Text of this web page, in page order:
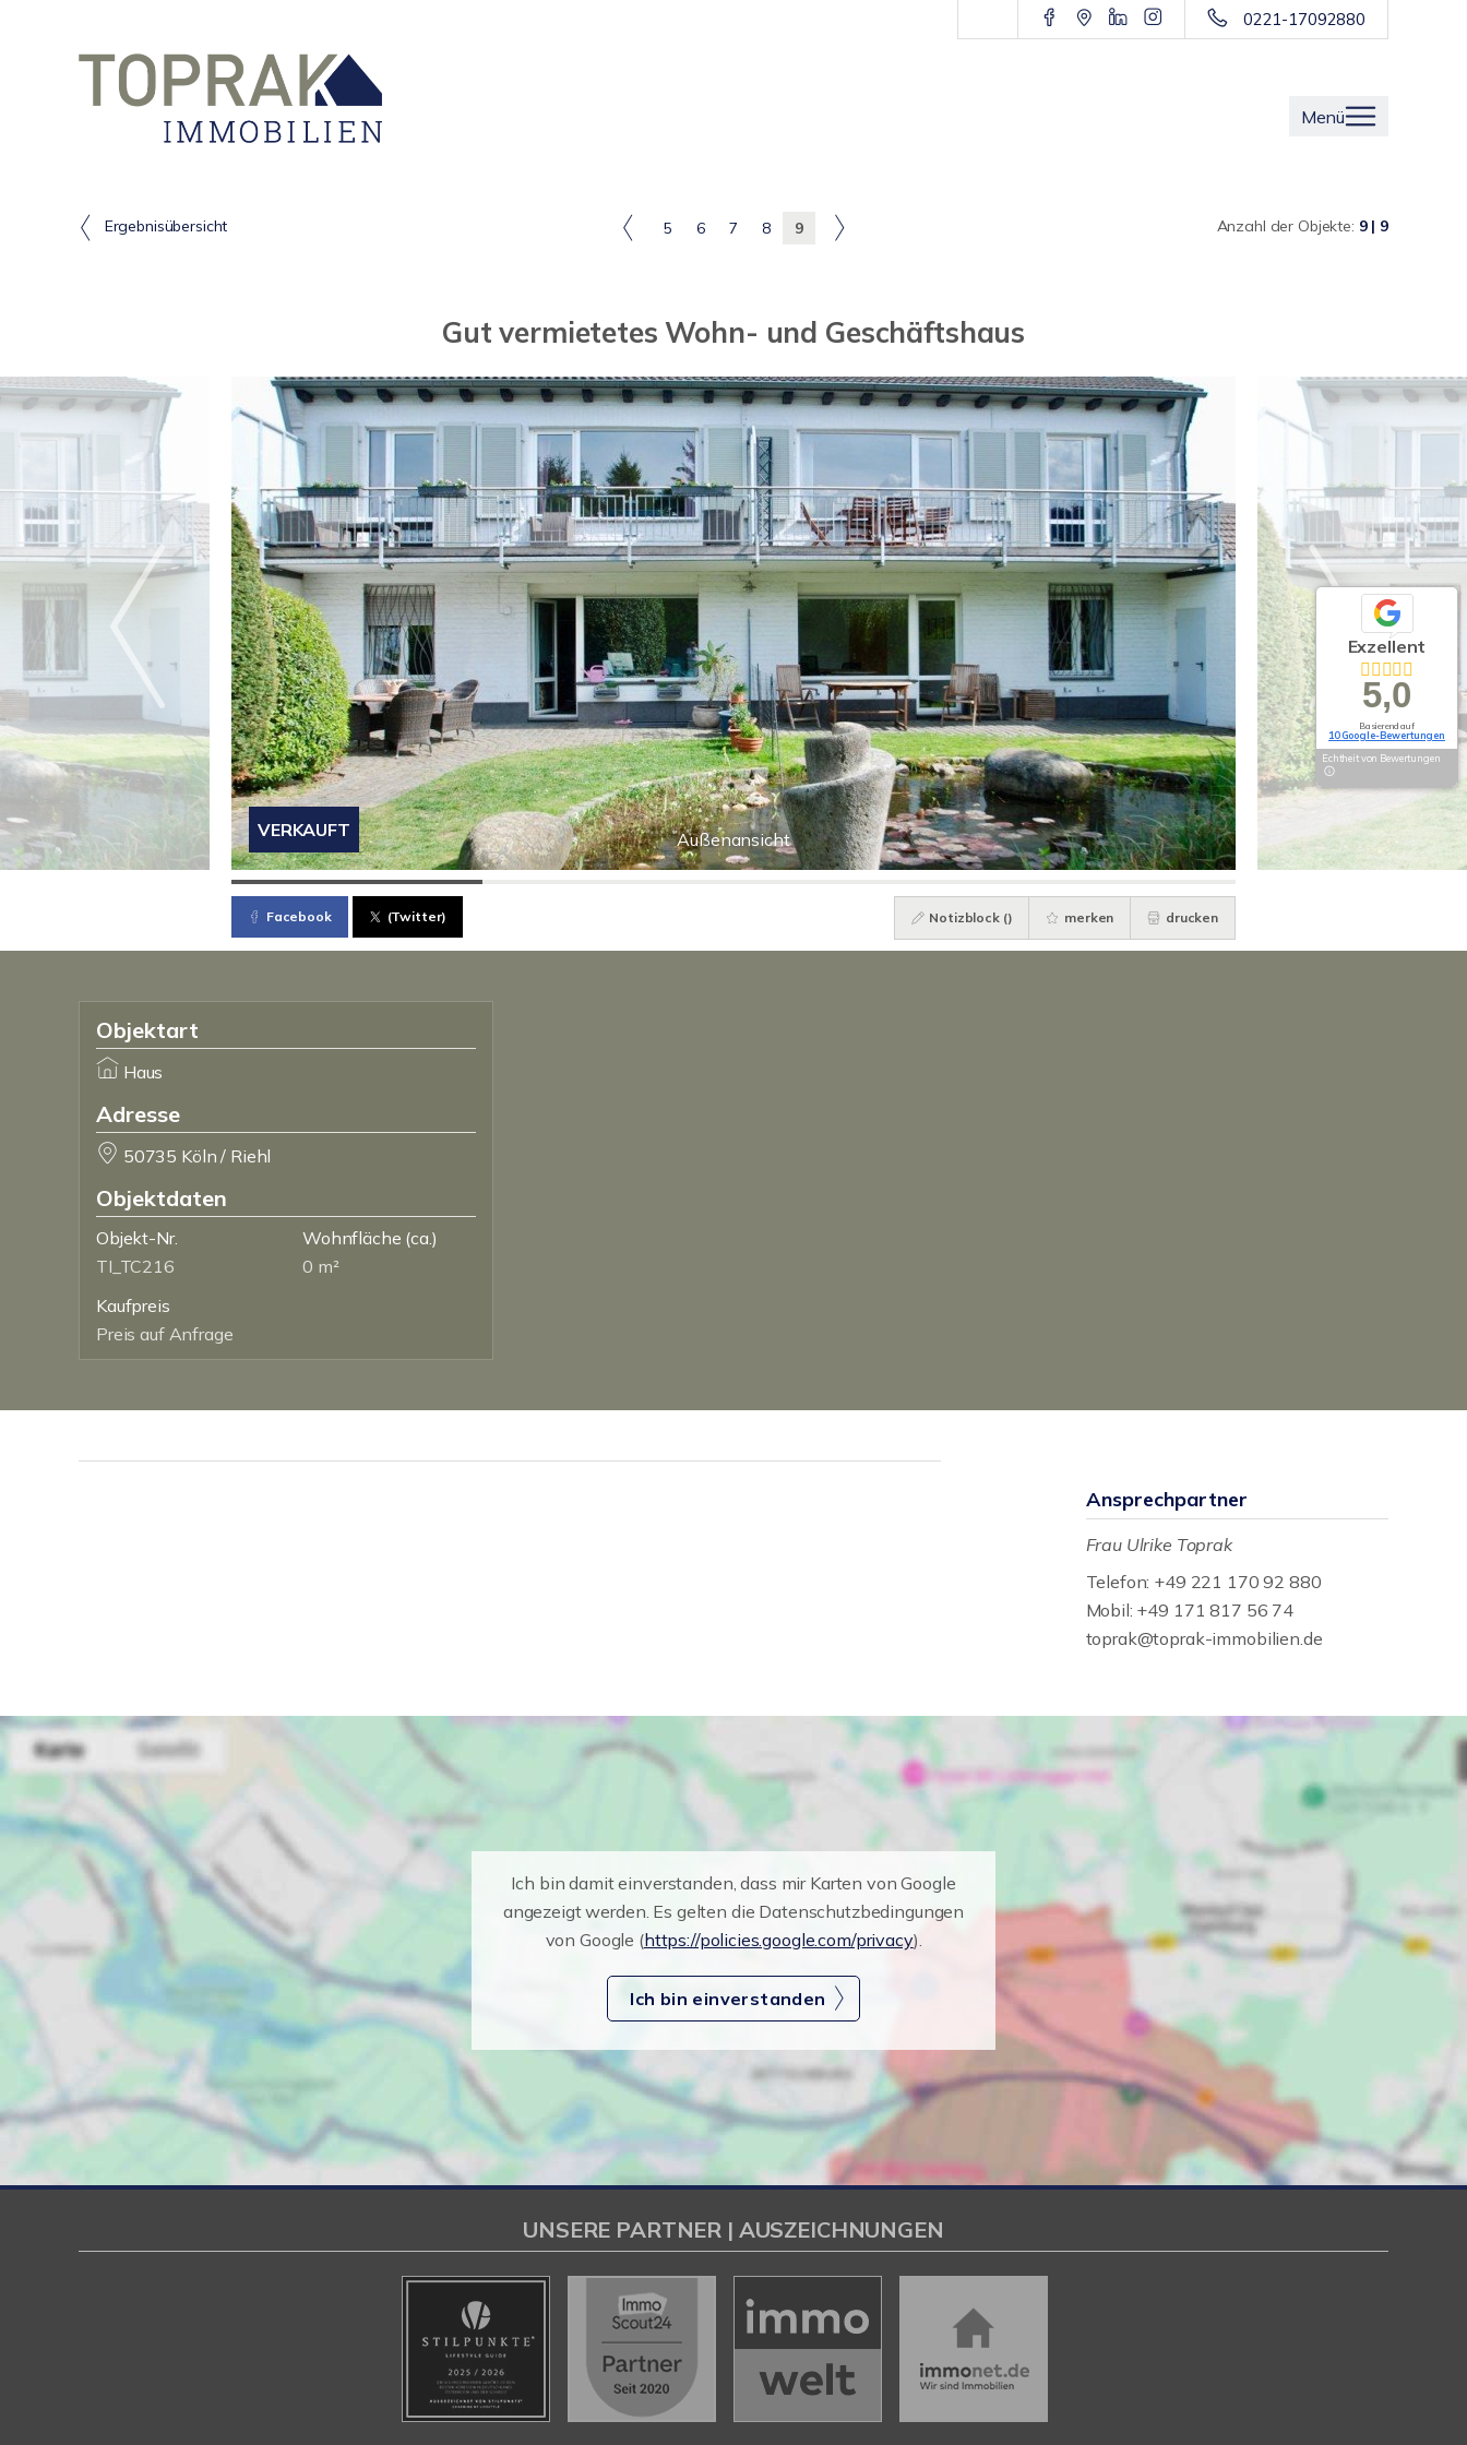
0221-17092880
Menü
Ergebnisübersicht 5 6 7 8 9 Anzahl der Objekte: 9 | 9
Gut vermietetes Wohn- und Geschäftshaus
Außenansicht
VERKAUFT
Facebook (Twitter) Notizblock () merken drucken
Objektart
Haus
Adresse
50735 Köln / Riehl
Objektdaten
Objekt-Nr.
TI_TC216
Wohnfläche (ca.)
0 m²
Kaufpreis
Preis auf Anfrage
Ansprechpartner
Frau Ulrike Toprak
Telefon: +49 221 170 92 880
Mobil: +49 171 817 56 74
toprak@toprak-immobilien.de
Ich bin damit einverstanden, dass mir Karten von Google
angezeigt werden. Es gelten die Datenschutzbedingungen
von Google (https://policies.google.com/privacy).
Ich bin einverstanden
Exzellent
5,0
Basierend auf
10 Google-Bewertungen
Echtheit von Bewertungen
UNSERE PARTNER | AUSZEICHNUNGEN